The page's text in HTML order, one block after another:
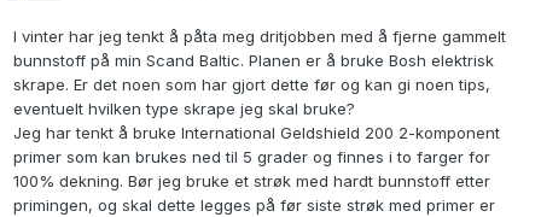
I vinter har jeg tenkt å påta meg dritjobben med å fjerne gammelt
bunnstoff på min Scand Baltic. Planen er å bruke Bosh elektrisk
skrape. Er det noen som har gjort dette før og kan gi noen tips,
eventuelt hvilken type skrape jeg skal bruke?
Jeg har tenkt å bruke International Geldshield 200 2-komponent
primer som kan brukes ned til 5 grader og finnes i to farger for
100% dekning. Bør jeg bruke et strøk med hardt bunnstoff etter
primingen, og skal dette legges på før siste strøk med primer er